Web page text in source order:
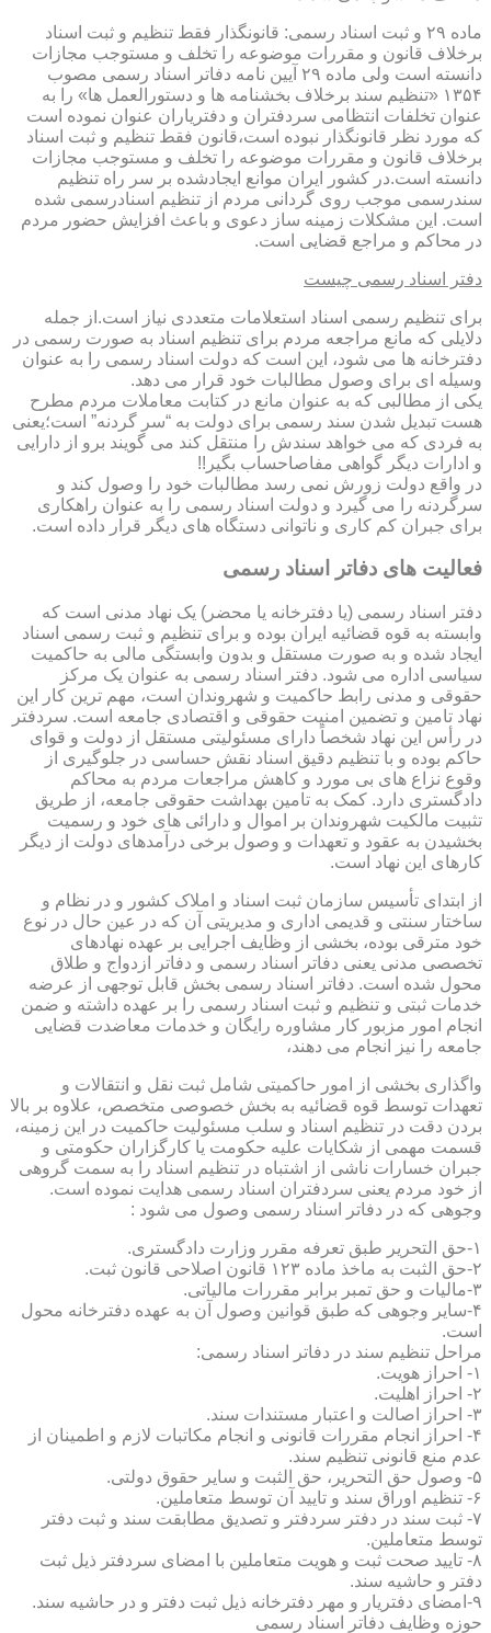
ماده ۲۹ و ثبت اسناد رسمی: قانونگذار فقط تنظیم و ثبت اسناد
برخلاف قانون و مقررات موضوعه را تخلف و مستوجب مجازات
دانسته است ولی ماده ۲۹ آیین نامه دفاتر اسناد رسمی مصوب
۱۳۵۴ «تنظیم سند برخلاف بخشنامه ها و دستورالعمل ها» را به
عنوان تخلفات انتظامی سردفتران و دفتریاران عنوان نموده است
که مورد نظر قانونگذار نبوده است،قانون فقط تنظیم و ثبت اسناد
برخلاف قانون و مقررات موضوعه را تخلف و مستوجب مجازات
دانسته است.در کشور ایران موانع ایجادشده بر سر راه تنظیم
سندرسمی موجب روی گردانی مردم از تنظیم اسنادرسمی شده
است. این مشکلات زمینه ساز دعوی و باعث افزایش حضور مردم
در محاکم و مراجع قضایی است.
دفتر اسناد رسمی چیست
برای تنظیم رسمی اسناد استعلامات متعددی نیاز است.از جمله
دلایلی که مانع مراجعه مردم برای تنظیم اسناد به صورت رسمی در
دفترخانه ها می شود، این است که دولت اسناد رسمی را به عنوان
وسیله ای برای وصول مطالبات خود قرار می دهد.
یکی از مطالبی که به عنوان مانع در کتابت معاملات مردم مطرح
هست تبدیل شدن سند رسمی برای دولت به “سر گردنه” است؛یعنی
به فردی که می خواهد سندش را منتقل کند می گویند برو از دارایی
و ادارات دیگر گواهی مفاصاحساب بگیر!!
در واقع دولت زورش نمی رسد مطالبات خود را وصول کند و
سرگردنه را می گیرد و دولت اسناد رسمی را به عنوان راهکاری
برای جبران کم کاری و ناتوانی دستگاه های دیگر قرار داده است.
فعالیت های دفاتر اسناد رسمی
دفتر اسناد رسمی (یا دفترخانه یا محضر) یک نهاد مدنی است که
وابسته به قوه قضائیه ایران بوده و برای تنظیم و ثبت رسمی اسناد
ایجاد شده و به صورت مستقل و بدون وابستگی مالی به حاکمیت
سیاسی اداره می شود. دفتر اسناد رسمی به عنوان یک مرکز
حقوقی و مدنی رابط حاکمیت و شهروندان است، مهم ترین کار این
نهاد تامین و تضمین امنیت حقوقی و اقتصادی جامعه است. سردفتر
در رأس این نهاد شخصاً دارای مسئولیتی مستقل از دولت و قوای
حاکم بوده و با تنظیم دقیق اسناد نقش حساسی در جلوگیری از
وقوع نزاع های بی مورد و کاهش مراجعات مردم به محاکم
دادگستری دارد. کمک به تامین بهداشت حقوقی جامعه، از طریق
تثبیت مالکیت شهروندان بر اموال و دارائی های خود و رسمیت
بخشیدن به عقود و تعهدات و وصول برخی درآمدهای دولت از دیگر
کارهای این نهاد است.
از ابتدای تأسیس سازمان ثبت اسناد و املاک کشور و در نظام و
ساختار سنتی و قدیمی اداری و مدیریتی آن که در عین حال در نوع
خود مترقی بوده، بخشی از وظایف اجرایی بر عهده نهادهای
تخصصی مدنی یعنی دفاتر اسناد رسمی و دفاتر ازدواج و طلاق
محول شده است. دفاتر اسناد رسمی بخش قابل توجهی از عرضه
خدمات ثبتی و تنظیم و ثبت اسناد رسمی را بر عهده داشته و ضمن
انجام امور مزبور کار مشاوره رایگان و خدمات معاضدت قضایی
جامعه را نیز انجام می دهند،
واگذاری بخشی از امور حاکمیتی شامل ثبت نقل و انتقالات و
تعهدات توسط قوه قضائیه به بخش خصوصی متخصص، علاوه بر بالا
بردن دقت در تنظیم اسناد و سلب مسئولیت حاکمیت در این زمینه،
قسمت مهمی از شکایات علیه حکومت یا کارگزاران حکومتی و
جبران خسارات ناشی از اشتباه در تنظیم اسناد را به سمت گروهی
از خود مردم یعنی سردفتران اسناد رسمی هدایت نموده است.
وجوهی که در دفاتر اسناد رسمی وصول می شود :
۱-حق التحریر طبق تعرفه مقرر وزارت دادگستری.
۲-حق الثبت به ماخذ ماده ۱۲۳ قانون اصلاحی قانون ثبت.
۳-مالیات و حق تمبر برابر مقررات مالیاتی.
۴-سایر وجوهی که طبق قوانین وصول آن به عهده دفترخانه محول
است.
مراحل تنظیم سند در دفاتر اسناد رسمی:
۱- احراز هویت.
۲- احراز اهلیت.
۳- احراز اصالت و اعتبار مستندات سند.
۴- احراز انجام مقررات قانونی و انجام مکاتبات لازم و اطمینان از
عدم منع قانونی تنظیم سند.
۵- وصول حق التحریر، حق الثبت و سایر حقوق دولتی.
۶- تنظیم اوراق سند و تایید آن توسط متعاملین.
۷- ثبت سند در دفتر سردفتر و تصدیق مطابقت سند و ثبت دفتر
توسط متعاملین.
۸- تایید صحت ثبت و هویت متعاملین با امضای سردفتر ذیل ثبت
دفتر و حاشیه سند.
۹-امضای دفتریار و مهر دفترخانه ذیل ثبت دفتر و در حاشیه سند.
حوزه وظایف دفاتر اسناد رسمی